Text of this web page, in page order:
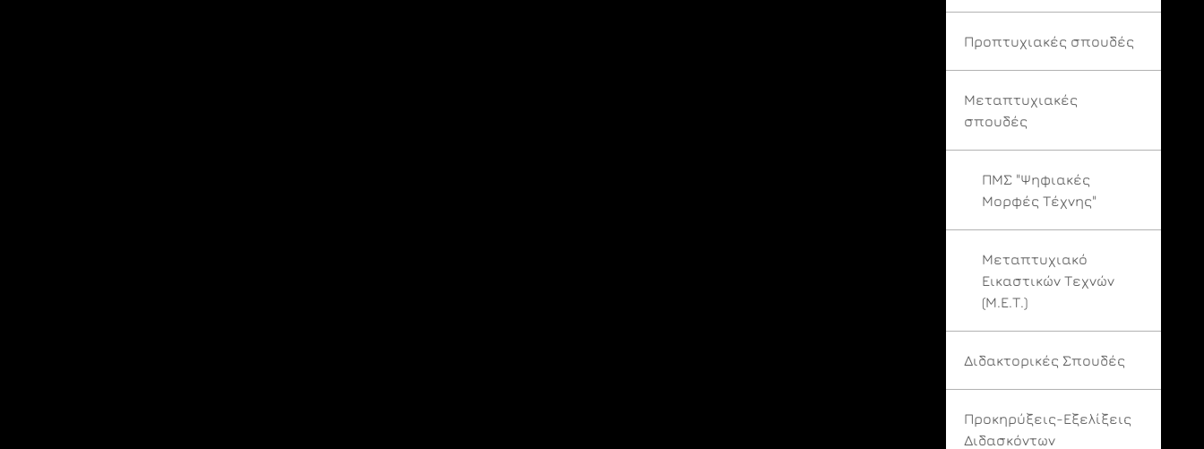
Προπτυχιακές σπουδές
Μεταπτυχιακές
σπουδές
ΠΜΣ "Ψηφιακές
Μορφές Τέχνης"
Μεταπτυχιακό
Εικαστικών Τεχνών
(Μ.Ε.Τ.)
Διδακτορικές Σπουδές
Προκηρύξεις-Εξελίξεις
Διδασκόντων